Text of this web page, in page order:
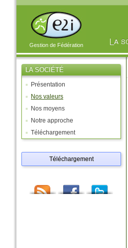
Gestion de Fédération
LA SOCIÉTÉ
Présentation
Nos valeurs
Nos moyens
Notre approche
Téléchargement
Téléchargement